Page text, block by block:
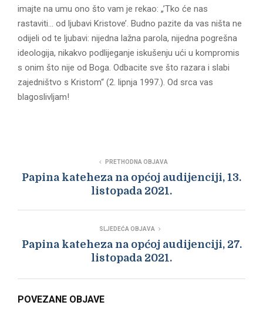
imajte na umu ono što vam je rekao: „’Tko će nas
rastaviti… od ljubavi Kristove’. Budno pazite da vas ništa ne
odijeli od te ljubavi: nijedna lažna parola, nijedna pogrešna
ideologija, nikakvo podlijeganje iskušenju ući u kompromis
s onim što nije od Boga. Odbacite sve što razara i slabi
zajedništvo s Kristom“ (2. lipnja 1997.). Od srca vas
blagoslivljam!
PRETHODNA OBJAVA
Papina kateheza na općoj audijenciji, 13.
listopada 2021.
SLJEDEĆA OBJAVA
Papina kateheza na općoj audijenciji, 27.
listopada 2021.
POVEZANE OBJAVE